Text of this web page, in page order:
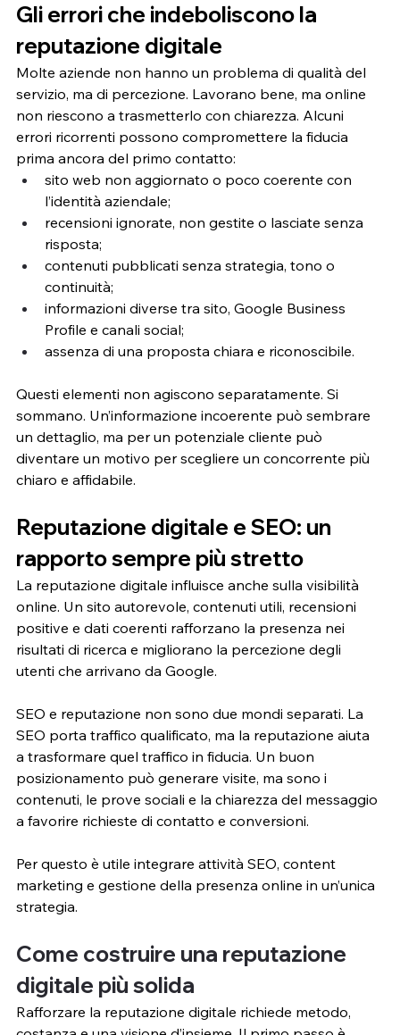
Gli errori che indeboliscono la
reputazione digitale
Molte aziende non hanno un problema di qualità del
servizio, ma di percezione. Lavorano bene, ma online
non riescono a trasmetterlo con chiarezza. Alcuni
errori ricorrenti possono compromettere la fiducia
prima ancora del primo contatto:
sito web non aggiornato o poco coerente con
l’identità aziendale;
recensioni ignorate, non gestite o lasciate senza
risposta;
contenuti pubblicati senza strategia, tono o
continuità;
informazioni diverse tra sito, Google Business
Profile e canali social;
assenza di una proposta chiara e riconoscibile.
Questi elementi non agiscono separatamente. Si
sommano. Un’informazione incoerente può sembrare
un dettaglio, ma per un potenziale cliente può
diventare un motivo per scegliere un concorrente più
chiaro e affidabile.
Reputazione digitale e SEO: un
rapporto sempre più stretto
La reputazione digitale influisce anche sulla visibilità
online. Un sito autorevole, contenuti utili, recensioni
positive e dati coerenti rafforzano la presenza nei
risultati di ricerca e migliorano la percezione degli
utenti che arrivano da Google.
SEO e reputazione non sono due mondi separati. La
SEO porta traffico qualificato, ma la reputazione aiuta
a trasformare quel traffico in fiducia. Un buon
posizionamento può generare visite, ma sono i
contenuti, le prove sociali e la chiarezza del messaggio
a favorire richieste di contatto e conversioni.
Per questo è utile integrare attività SEO, content
marketing e gestione della presenza online in un’unica
strategia.
Come costruire una reputazione
digitale più solida
Rafforzare la reputazione digitale richiede metodo,